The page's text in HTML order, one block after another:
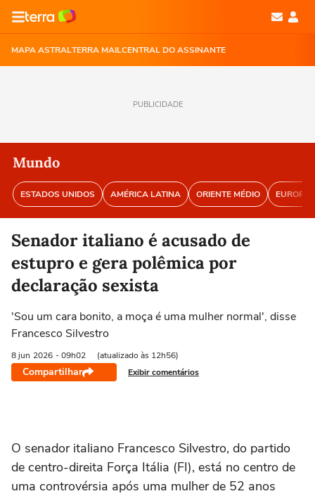
MAPA ASTRALTERRA MAILCENTRAL DO ASSINANTE
PUBLICIDADE
Mundo
ESTADOS UNIDOS AMÉRICA LATINA ORIENTE MÉDIO EUROPA
Senador italiano é acusado de
estupro e gera polêmica por
declaração sexista
'Sou um cara bonito, a moça é uma mulher normal', disse
Francesco Silvestro
8 jun 2026 - 09h02 (atualizado às 12h56)
Compartilhar Exibir comentários
O senador italiano Francesco Silvestro, do partido
de centro-direita Força Itália (FI), está no centro de
uma controvérsia após uma mulher de 52 anos